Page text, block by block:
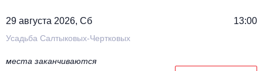
29 августа 2026, Сб 13:00
Усадьба Салтыковых-Чертковых
места заканчиваются